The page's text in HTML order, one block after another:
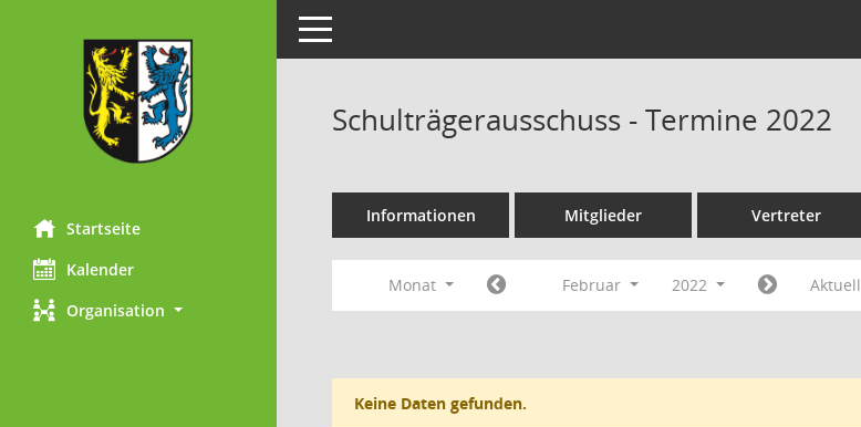
Startseite
Kalender
Organisation
Toggle navigation
Schulträgerausschuss - Termine 2022
Informationen Mitglieder Vertreter
Monat Februar 2022 Aktuell
Keine Daten gefunden.